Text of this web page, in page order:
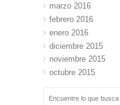
marzo 2016
febrero 2016
enero 2016
diciembre 2015
noviembre 2015
octubre 2015